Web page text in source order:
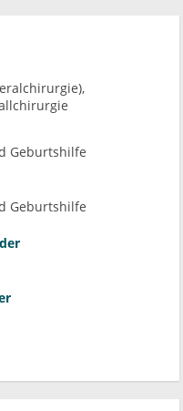
Geburtshilfe
Geburtshilfe